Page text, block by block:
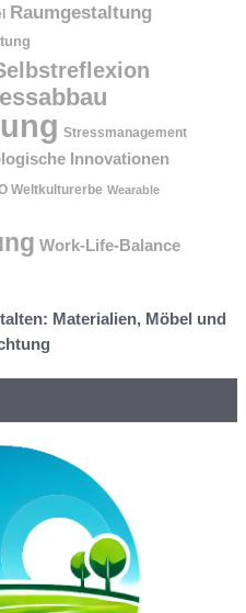
Raumgestaltung
Stressmanagement
Innovationen
Weltkulturerbe Wearable
Work-Life-Balance
Materialien, Möbel und